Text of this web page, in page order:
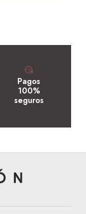
Pagos
100%
seguros